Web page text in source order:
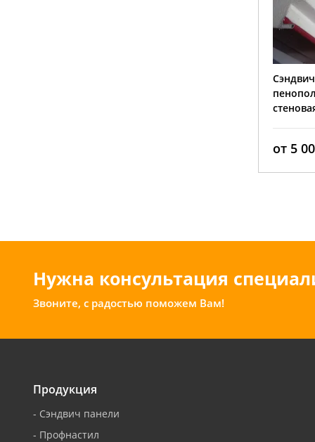
от 4
Нужна консультация
Звоните, с радостью поможем Вам!
Продукция
- Сэндвич панели
- Профнастил